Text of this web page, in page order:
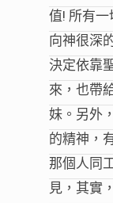
值! 所有
向神很深
決定依靠
來，也帶
妹。另外
的精神，
那個人同
見，其實